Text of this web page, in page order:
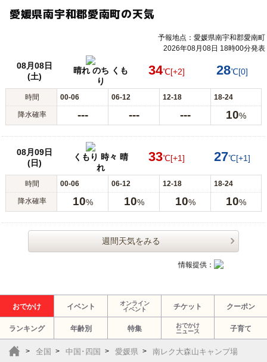
愛媛県南宇和郡愛南町の天気
予報地点：愛媛県南宇和郡愛南町
2026年08月08日 18時00分発表
08月08日
(土)
晴れ のち くも
り
34℃[+2] 28℃[0]
時間 00-06 06-12 12-18 18-24
降水確率 --- --- --- 10%
08月09日
(日)
くもり 時々 晴
れ
33℃[+1] 27℃[+1]
時間 00-06 06-12 12-18 18-24
降水確率 10% 10% 10% 10%
週間天気をみる
情報提供：
おでかけ イベント
オンライン
イベント
チケット クーポン
ランキング 年齢別 特集
おでかけ
ニュース
子育て
全国 中国･四国 愛媛県 南レク大森山キャンプ場